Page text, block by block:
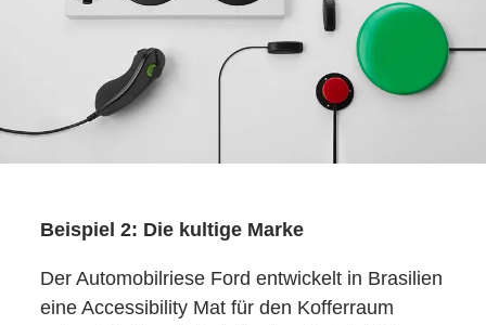
Beispiel 2: Die kultige Marke
Der Automobilriese Ford entwickelt in Brasilien
eine Accessibility Mat für den Kofferraum